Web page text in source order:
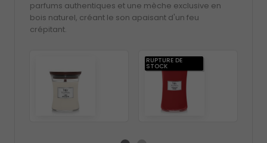
parfums authentiques et une mèche exclusive en
bois naturel, créant le son apaisant d'un feu
crépitant.
RUPTURE DE
STOCK